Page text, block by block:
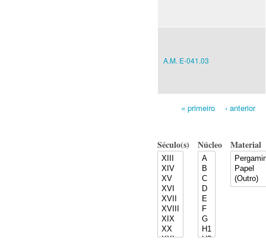
A.M. E-041.03
« primeiro ‹ anterior
Século(s) Núcleo Material